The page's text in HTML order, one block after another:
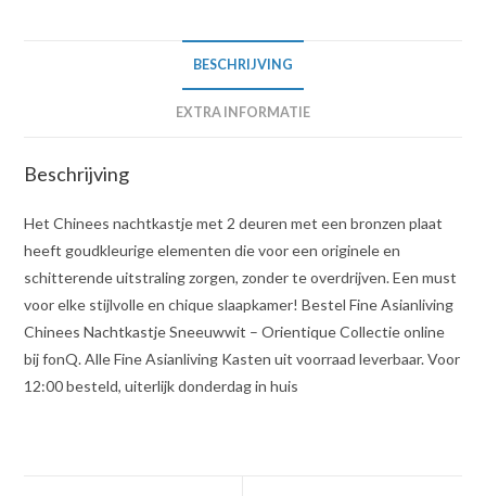
BESCHRIJVING
EXTRA INFORMATIE
Beschrijving
Het Chinees nachtkastje met 2 deuren met een bronzen plaat
heeft goudkleurige elementen die voor een originele en
schitterende uitstraling zorgen, zonder te overdrijven. Een must
voor elke stijlvolle en chique slaapkamer! Bestel Fine Asianliving
Chinees Nachtkastje Sneeuwwit – Orientique Collectie online
bij fonQ. Alle Fine Asianliving Kasten uit voorraad leverbaar. Voor
12:00 besteld, uiterlijk donderdag in huis